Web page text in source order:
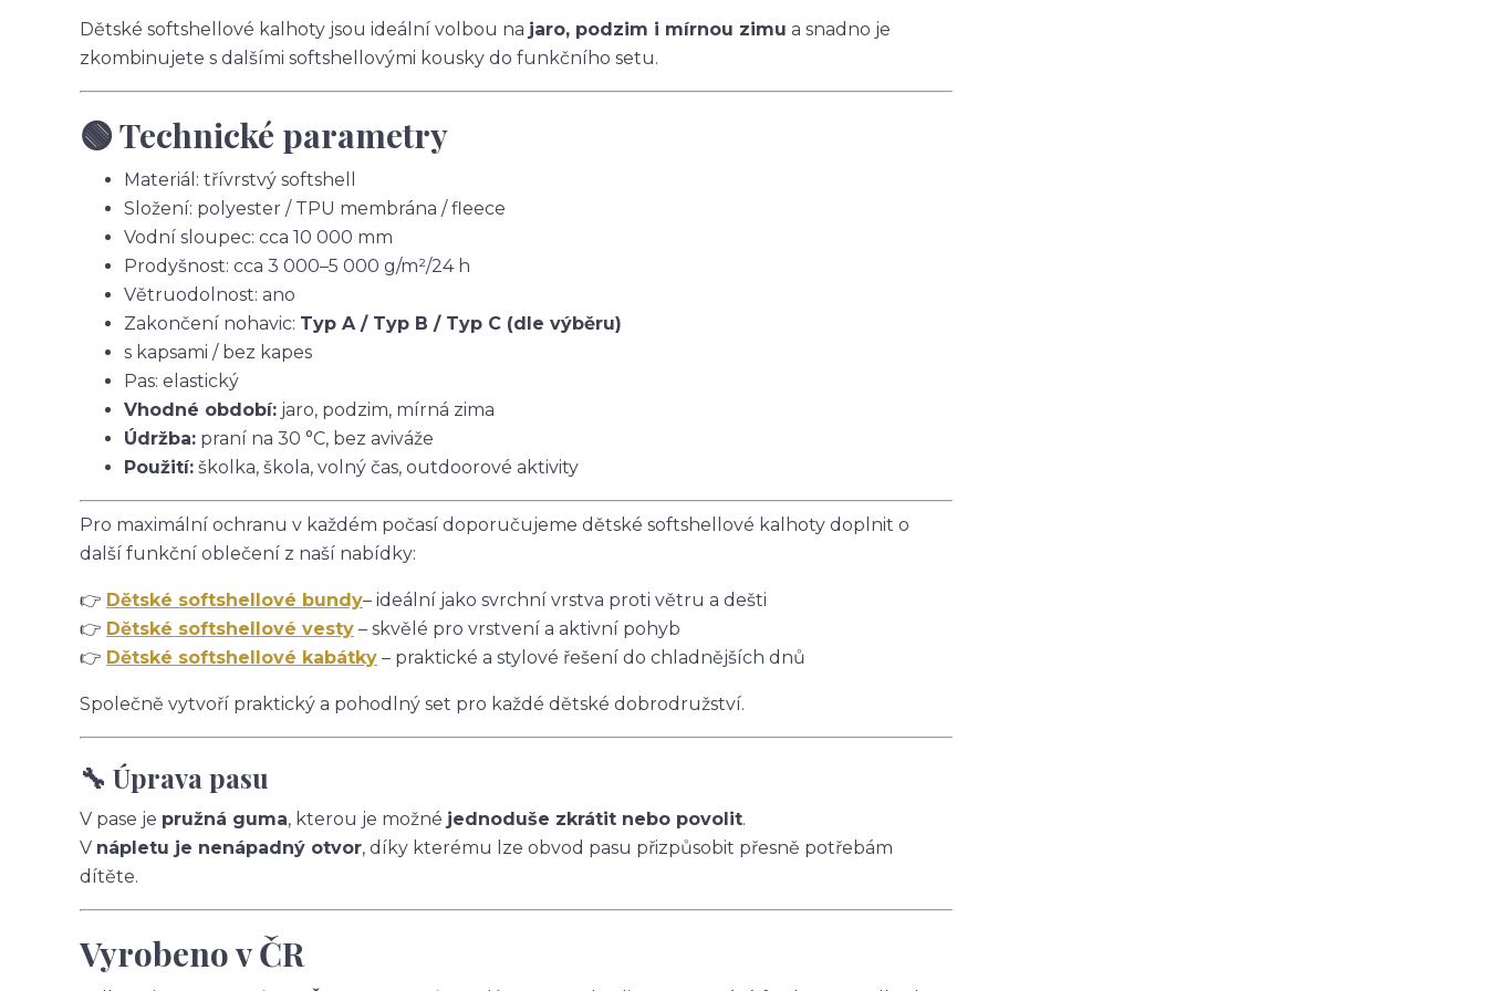
Dětské softshellové kalhoty jsou ideální volbou na jaro, podzim i mírnou zimu a snadno je
zkombinujete s dalšími softshellovými kousky do funkčního setu.
🟢 Technické parametry
Materiál: třívrstvý softshell
Složení: polyester / TPU membrána / fleece
Vodní sloupec: cca 10 000 mm
Prodyšnost: cca 3 000–5 000 g/m²/24 h
Větruodolnost: ano
Zakončení nohavic: Typ A / Typ B / Typ C (dle výběru)
s kapsami / bez kapes
Pas: elastický
Vhodné období: jaro, podzim, mírná zima
Údržba: praní na 30 °C, bez aviváže
Použití: školka, škola, volný čas, outdoorové aktivity
Pro maximální ochranu v každém počasí doporučujeme dětské softshellové kalhoty doplnit o
další funkční oblečení z naší nabídky:
👉 Dětské softshellové bundy– ideální jako svrchní vrstva proti větru a dešti
👉 Dětské softshellové vesty – skvělé pro vrstvení a aktivní pohyb
👉 Dětské softshellové kabátky – praktické a stylové řešení do chladnějších dnů
Společně vytvoří praktický a pohodlný set pro každé dětské dobrodružství.
🔧 Úprava pasu
V pase je pružná guma, kterou je možné jednoduše zkrátit nebo povolit.
V nápletu je nenápadný otvor, díky kterému lze obvod pasu přizpůsobit přesně potřebám
dítěte.
Vyrobeno v ČR